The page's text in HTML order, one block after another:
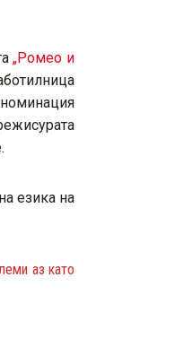
„Ромео и
езика на
аз като